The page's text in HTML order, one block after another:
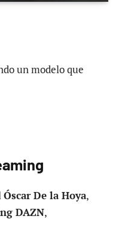
un modelo que
Óscar De la Hoya,
DAZN,